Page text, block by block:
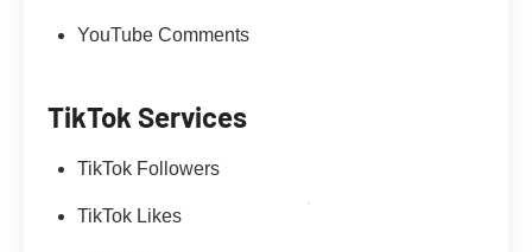
YouTube Comments
TikTok Services
TikTok Followers
TikTok Likes